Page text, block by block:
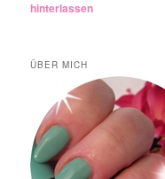
hinterlassen
ÜBER MICH